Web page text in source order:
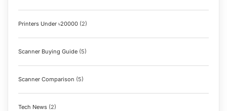
Printers Under ৳20000 (2)
Scanner Buying Guide (5)
Scanner Comparison (5)
Tech News (2)